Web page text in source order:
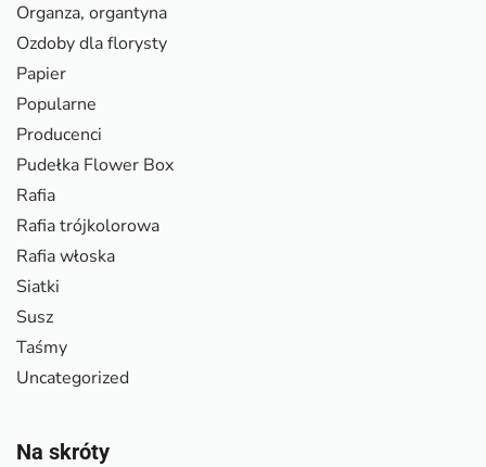
Organza, organtyna
Ozdoby dla florysty
Papier
Popularne
Producenci
Pudełka Flower Box
Rafia
Rafia trójkolorowa
Rafia włoska
Siatki
Susz
Taśmy
Uncategorized
Na skróty